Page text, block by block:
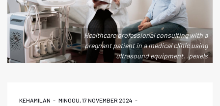
Healthcare professional consulting with a
pregnant patient in a medical clinic using
ultrasound equipment. .pexels
KEHAMILAN MINGGU, 17 NOVEMBER 2024